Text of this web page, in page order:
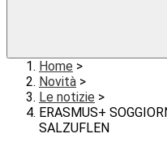
Home >
Novità >
Le notizie >
ERASMUS+
SALZUFLEN